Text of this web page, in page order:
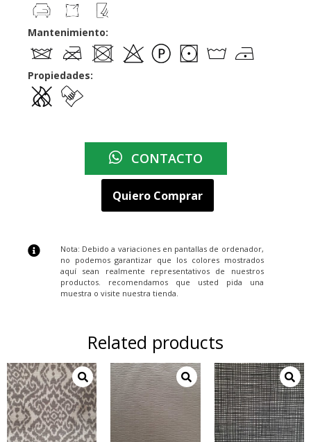
Mantenimiento:
Propiedades:
CONTACTO
Quiero Comprar
Nota: Debido a variaciones en pantallas de ordenador,
no podemos garantizar que los colores mostrados
aquí sean realmente representativos de nuestros
productos. recomendamos que usted pida una
muestra o visite nuestra tienda.
Related products